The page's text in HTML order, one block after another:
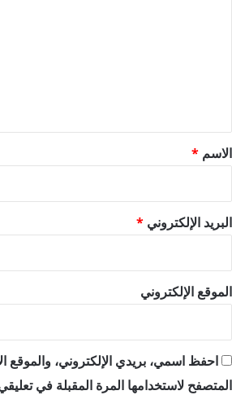
*
الاسم *
البريد الإلكتروني *
الموقع الإلكتروني
احفظ اسمي، بريدي الإلكتروني، والموقع
المتصفح لاستخدامها المرة المقبلة في